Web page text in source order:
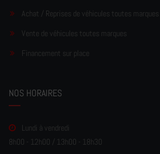
Achat / Reprises de véhicules toutes marques
Vente de véhicules toutes marques
Financement sur place
NOS HORAIRES
Lundi à vendredi
8h00 - 12h00 / 13h00 - 18h30